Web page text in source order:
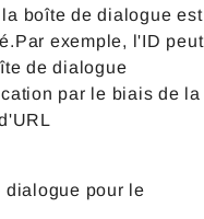
boîte de dialogue est
exemple, l'ID peut
de dialogue
par le biais de la
dialogue pour le